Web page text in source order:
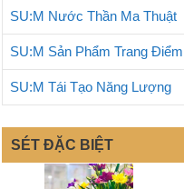
SU:M Nước Thần Ma Thuật
SU:M Sản Phẩm Trang Điểm
SU:M Tái Tạo Năng Lượng
SÉT ĐẶC BIỆT